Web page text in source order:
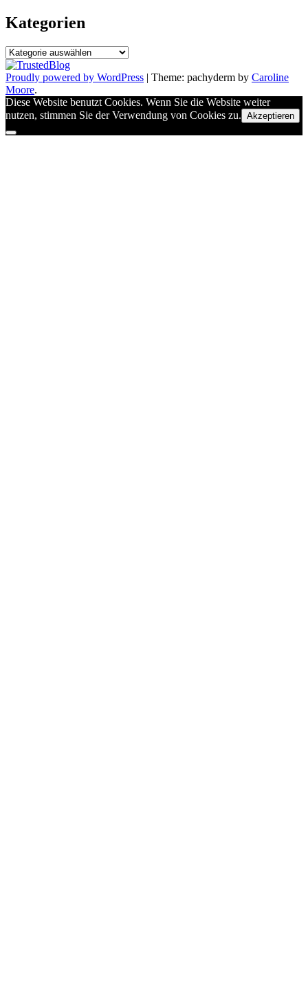
Kategorien
Kategorien
Proudly powered by WordPress | Theme: pachyderm by Caroline
Moore.
Diese Website benutzt Cookies. Wenn Sie die Website weiter
nutzen, stimmen Sie der Verwendung von Cookies zu. Akzeptieren